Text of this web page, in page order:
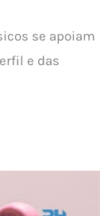
se apoiam
e das